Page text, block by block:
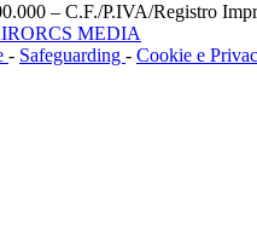
– C.F./P.IVA/Registro
MEDIA
- Safeguarding - Cookie e